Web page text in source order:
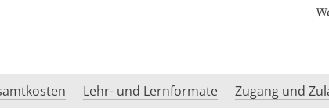
Lehr- und Lernformate Zugang und